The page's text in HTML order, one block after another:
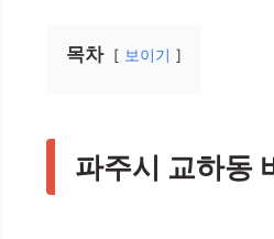
목차 보이기
파주시 교하동